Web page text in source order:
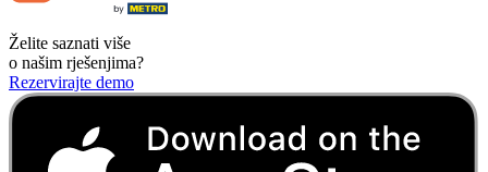
Želite saznati više
o našim rješenjima?
Rezervirajte demo